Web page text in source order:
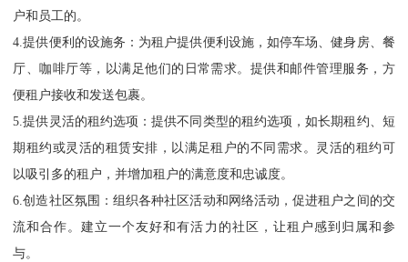
户和员工的。
4.提供便利的设施务：为租户提供便利设施，如停车场、健身房、餐
厅、咖啡厅等，以满足他们的日常需求。提供和邮件管理服务，方
便租户接收和发送包裹。
5.提供灵活的租约选项：提供不同类型的租约选项，如长期租约、短
期租约或灵活的租赁安排，以满足租户的不同需求。灵活的租约可
以吸引多的租户，并增加租户的满意度和忠诚度。
6.创造社区氛围：组织各种社区活动和网络活动，促进租户之间的交
流和合作。建立一个友好和有活力的社区，让租户感到归属和参
与。